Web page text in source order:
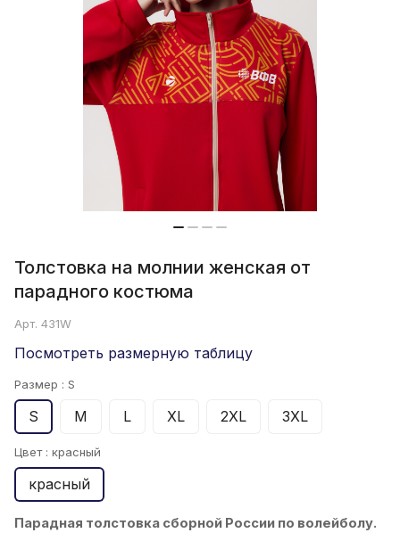
Толстовка на молнии женская от
парадного костюма
Арт. 431W
Посмотреть размерную таблицу
Размер : S
S M L XL 2XL 3XL
Цвет : красный
красный
Парадная толстовка сборной России по волейболу.